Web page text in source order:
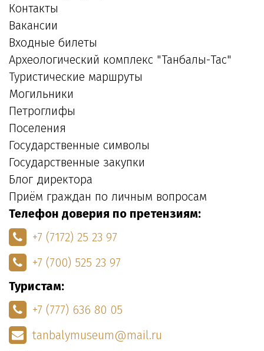
Контакты
Вакансии
Входные билеты
Археологический комплекс "Танбалы-Тас"
Туристические маршруты
Могильники
Петроглифы
Поселения
Государственные символы
Государственные закупки
Блог директора
Приём граждан по личным вопросам
Телефон доверия по претензиям:
+7 (7172) 25 23 97
+7 (700) 525 23 97
Туристам:
+7 (777) 636 80 05
tanbalymuseum@mail.ru